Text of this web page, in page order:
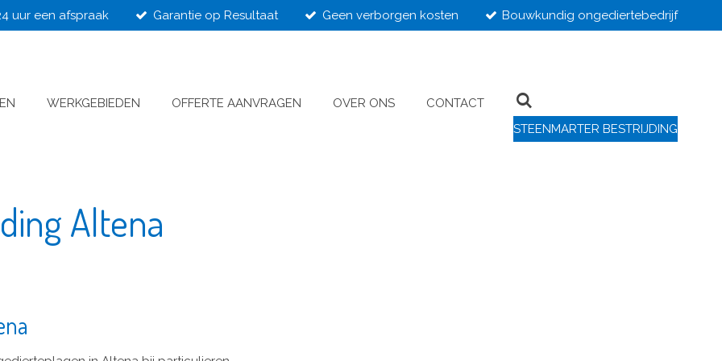
uur een afspraak Garantie op Resultaat Geen verborgen kosten Bouwkundig ongediertebedrijf
WERKGEBIEDEN OFFERTE AANVRAGEN OVER ONS
CONTACT
STEENMARTER BESTRIJDING
Altena